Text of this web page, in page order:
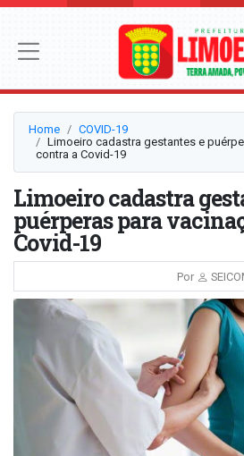
Home
COVID-19
Limoeiro cadastra gestantes e
contra a Covid-19
Limoeiro cadastra
puérperas para
Covid-19
Por